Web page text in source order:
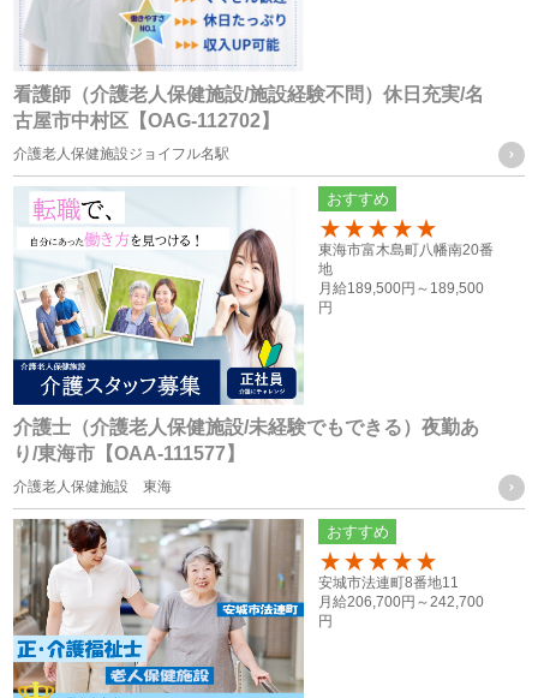
・株式会社フォーテック.プロ
共同利用する個人情報の項目及び利用目的
従業員員や登録スタッフの方の個人情報
・人事労務管理に関わる諸手続き（年金、労働保険等）を行
う際に、当社グループ各社の人事担当者がその目的の限りに
おいて使用するため
・ご家族等の氏名、住所、電話番号は、法令に基づく各種手
続きの他、本人に万一のことがあった際の緊急連絡先として
の使用の為
・当社グループ各社間における人員配置を検討する際の資料
とするため
応募者の方の個人情報
・採用活動における各種の告知や連絡（電話、メール、郵
送、ファックス送信等）のため
・採用応募者への当社グループ各社の事業やその職務等に関
する各種情報を提供するため
・採用応募者の管理及び本人確認を行うため
お取引様に関する個人情報
看護師（介護老人保健施設/施設経験不問）休日充実/名
古屋市中村区【OAG-112702】
介護老人保健施設ジョイフル名駅
介護士（介護老人保健施設/未経験でもできる）夜勤あ
り/東海市【OAA-111577】
介護老人保健施設 東海
おすすめ
100
東海市富木島町八幡南20番
地
月給189,500円～ 189,500
円
おすすめ
100
安城市法連町8番地11
月給206,700円～242,700
円